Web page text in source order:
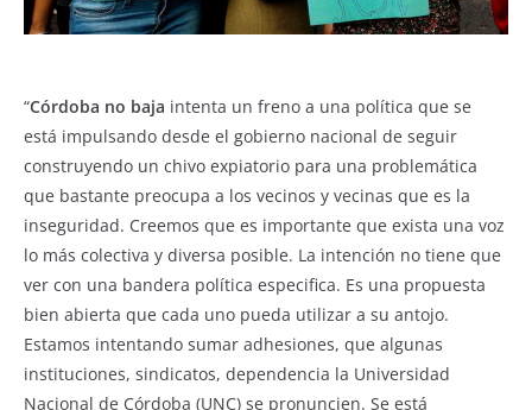
“Córdoba no baja intenta un freno a una política que se
está impulsando desde el gobierno nacional de seguir
construyendo un chivo expiatorio para una problemática
que bastante preocupa a los vecinos y vecinas que es la
inseguridad. Creemos que es importante que exista una voz
lo más colectiva y diversa posible. La intención no tiene que
ver con una bandera política especifica. Es una propuesta
bien abierta que cada uno pueda utilizar a su antojo.
Estamos intentando sumar adhesiones, que algunas
instituciones, sindicatos, dependencia la Universidad
Nacional de Córdoba (UNC) se pronuncien. Se está